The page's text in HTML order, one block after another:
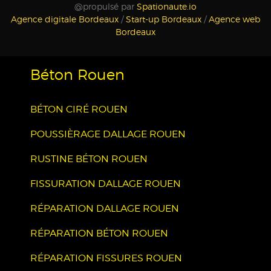
@propulsé par Spationaute.io
Agence digitale Bordeaux /Start-up Bordeaux /Agence web
Bordeaux
Béton Rouen
BÉTON CIRÉ ROUEN
POUSSIÈRAGE DALLAGE ROUEN
RUSTINE BÉTON ROUEN
FISSURATION DALLAGE ROUEN
RÉPARATION DALLAGE ROUEN
RÉPARATION BÉTON ROUEN
RÉPARATION FISSURES ROUEN